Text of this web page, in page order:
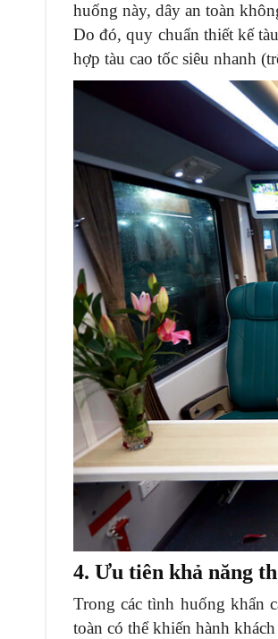
huống này, dây an toàn
Do đó, quy chuẩn thiết kế
hợp tàu cao tốc siêu nhanh
4. Ưu tiên khả năng
Trong các tình huống khẩn
toàn có thể khiến hành